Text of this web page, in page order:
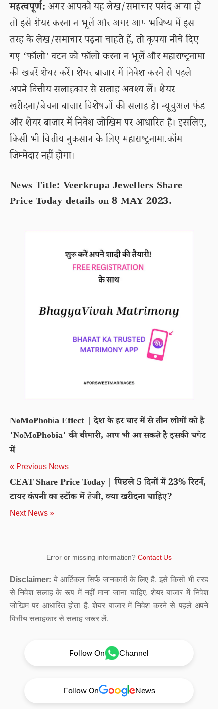
महत्वपूर्ण: अगर आपको यह लेख/समाचार पसंद आया हो
तो इसे शेयर करना न भूलें और अगर आप भविष्य में इस
तरह के लेख/समाचार पढ़ना चाहते हैं, तो कृपया नीचे दिए
गए ‘फॉलो’ बटन को फॉलो करना न भूलें और महाराष्ट्रनामा
की खबरें शेयर करें। शेयर बाजार में निवेश करने से पहले
अपने वित्तीय सलाहकार से सलाह अवश्य लें। शेयर
खरीदना/बेचना बाजार विशेषज्ञों की सलाह है। म्यूचुअल फंड
और शेयर बाजार में निवेश जोखिम पर आधारित है। इसलिए,
किसी भी वित्तीय नुकसान के लिए महाराष्ट्रनामा.कॉम
जिम्मेदार नहीं होगा।
News Title: Veerkrupa Jewellers Share
Price Today details on 8 MAY 2023.
NoMoPhobia Effect | देश के हर चार में से तीन लोगों को है
'NoMoPhobia' की बीमारी, आप भी आ सकते है इसकी चपेट
में
« Previous News
CEAT Share Price Today | पिछले 5 दिनों में 23% रिटर्न,
टायर कंपनी का स्टॉक में तेजी, क्या खरीदना चाहिए?
Next News »
Error or missing information? Contact Us
Disclaimer: ये आर्टिकल सिर्फ जानकारी के लिए है. इसे किसी भी तरह
से निवेश सलाह के रूप में नहीं माना जाना चाहिए. शेयर बाजार में निवेश
जोखिम पर आधारित होता है. शेयर बाजार में निवेश करने से पहले अपने
वित्तीय सलाहकार से सलाह जरूर लें.
Follow On Channel
Follow On News